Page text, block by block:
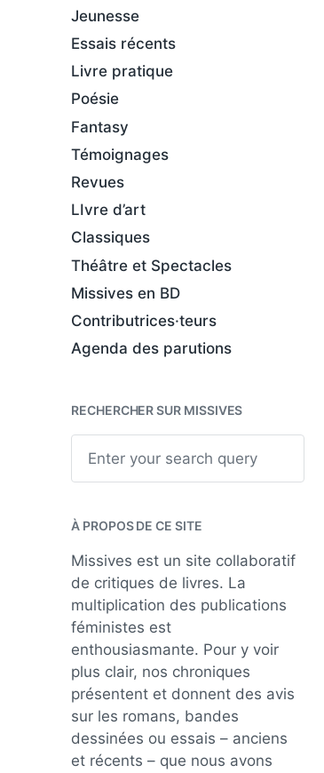
Jeunesse
Essais récents
Livre pratique
Poésie
Fantasy
Témoignages
Revues
LIvre d’art
Classiques
Théâtre et Spectacles
Missives en BD
Contributrices·teurs
Agenda des parutions
RECHERCHER SUR MISSIVES
h
À PROPOS DE CE SITE
Missives est un site collaboratif
de critiques de livres. La
multiplication des publications
féministes est
enthousiasmante. Pour y voir
plus clair, nos chroniques
présentent et donnent des avis
sur les romans, bandes
dessinées ou essais – anciens
et récents – que nous avons